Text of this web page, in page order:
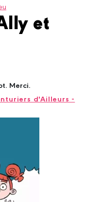
et
Merci.
d'Ailleurs -